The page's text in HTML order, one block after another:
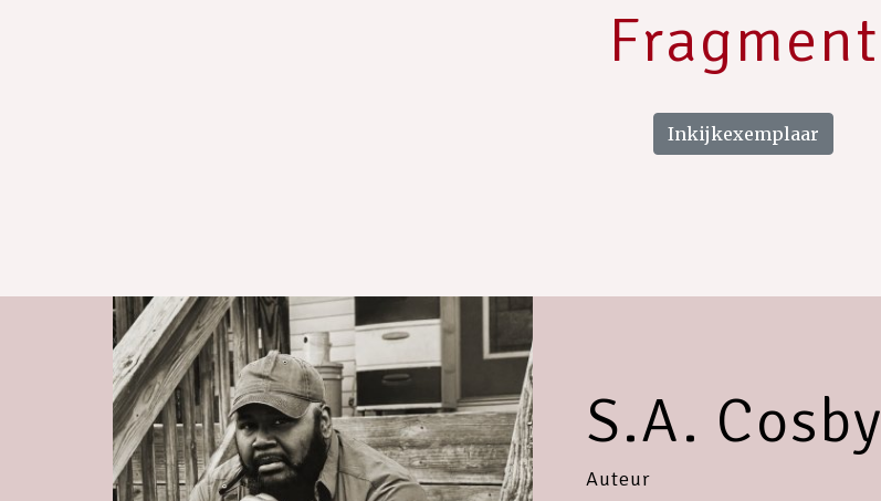
Fragment
Inkijkexemplaar
S.A. Cosby
Auteur